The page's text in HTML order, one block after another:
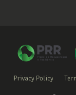
Privacy Policy